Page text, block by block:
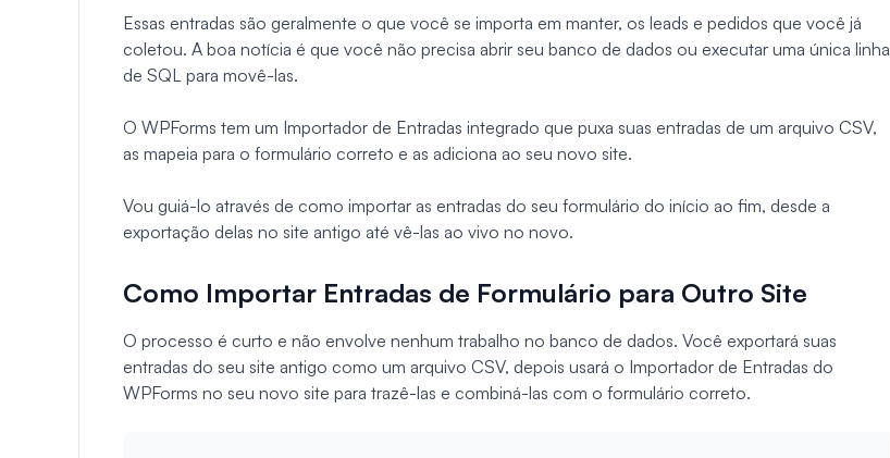
Essas entradas são geralmente o que você se importa em manter, os leads e pedidos que você já
coletou. A boa notícia é que você não precisa abrir seu banco de dados ou executar uma única linha
de SQL para movê-las.
O WPForms tem um Importador de Entradas integrado que puxa suas entradas de um arquivo CSV,
as mapeia para o formulário correto e as adiciona ao seu novo site.
Vou guiá-lo através de como importar as entradas do seu formulário do início ao fim, desde a
exportação delas no site antigo até vê-las ao vivo no novo.
Como Importar Entradas de Formulário para Outro Site
O processo é curto e não envolve nenhum trabalho no banco de dados. Você exportará suas
entradas do seu site antigo como um arquivo CSV, depois usará o Importador de Entradas do
WPForms no seu novo site para trazê-las e combiná-las com o formulário correto.